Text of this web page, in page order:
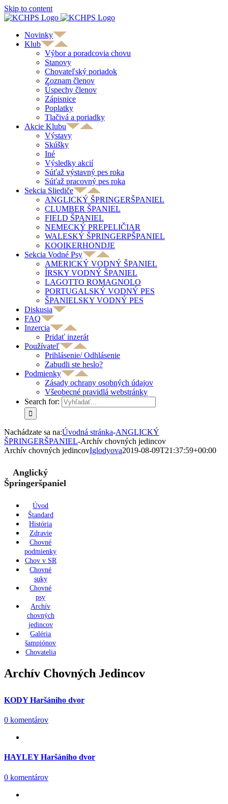
Skip to content
Novinky
Klub
Výbor a poradcovia chovu
Stanovy
Chovateľský poriadok
Zoznam členov
Úspechy členov
Zápisnice
Poplatky
Tlačivá a poriadky
Akcie Klubu
Výstavy
Skúšky
Iné
Výsledky akcií
Súťaž výstavný pes roka
Súťaž pracovný pes roka
Sekcia Sliediče
ANGLICKÝ ŠPRINGERŠPANIEL
CLUMBER ŠPANIEL
FIELD ŠPANIEL
NEMECKÝ PREPELIČIAR
WALESKÝ ŠPRINGERPŠPANIEL
KOOIKERHONDJE
Sekcia Vodné Psy
AMERICKÝ VODNÝ ŠPANIEL
ÍRSKY VODNÝ ŠPANIEL
LAGOTTO ROMAGNOLO
PORTUGALSKÝ VODNÝ PES
ŠPANIELSKY VODNÝ PES
Diskusia
FAQ
Inzercia
Pridať inzerát
Používateľ
Prihlásenie/ Odhlásenie
Zabudli ste heslo?
Podmienky
Zásady ochrany osobných údajov
Všeobecné pravidlá webstránky
Search for:
Nachádzate sa na:Úvodná stránka-ANGLICKÝ
ŠPRINGERŠPANIEL-Archív chovných jedincov
Archív chovných jedincovIglodyova2019-08-09T21:37:59+00:00
Anglický
Špringeršpaniel
Úvod
Štandard
História
Zdravie
Chovné
podmienky
Chov v SR
Chovné
suky
Chovné
psy
Archív
chovných
jedincov
Galéria
šampiónov
Chovatelia
Archív Chovných Jedincov
KODY Haršániho dvor
0 komentárov
HAYLEY Haršániho dvor
0 komentárov